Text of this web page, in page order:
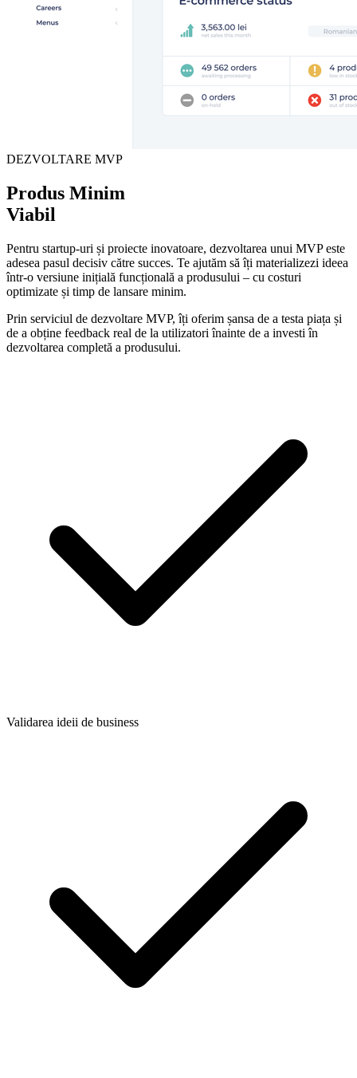
DEZVOLTARE MVP
Produs Minim
Viabil
Pentru startup-uri și proiecte inovatoare, dezvoltarea unui MVP este
adesea pasul decisiv către succes. Te ajutăm să îți materializezi ideea
într-o versiune inițială funcțională a produsului – cu costuri
optimizate și timp de lansare minim.
Prin serviciul de dezvoltare MVP, îți oferim șansa de a testa piața și
de a obține feedback real de la utilizatori înainte de a investi în
dezvoltarea completă a produsului.
Validarea ideii de business